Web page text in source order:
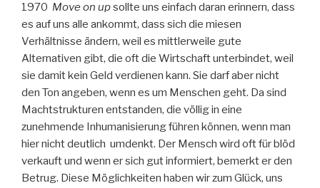
1970 Move on upsollte uns einfach daran erinnern, dass
es auf uns alle ankommt, dass sich die miesen
Verhältnisse ändern, weil es mittlerweile gute
Alternativen gibt, die oft die Wirtschaft unterbindet, weil
sie damit kein Geld verdienen kann. Sie darf aber nicht
den Ton angeben, wenn es um Menschen geht. Da sind
Machtstrukturen entstanden, die völlig in eine
zunehmende Inhumanisierung führen können, wenn man
hier nicht deutlich umdenkt. Der Mensch wird oft für blöd
verkauft und wenn er sich gut informiert, bemerkt er den
Betrug. Diese Möglichkeiten haben wir zum Glück, uns